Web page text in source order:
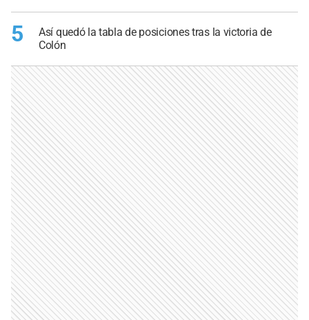
5
Así quedó la tabla de posiciones tras la victoria de
Colón